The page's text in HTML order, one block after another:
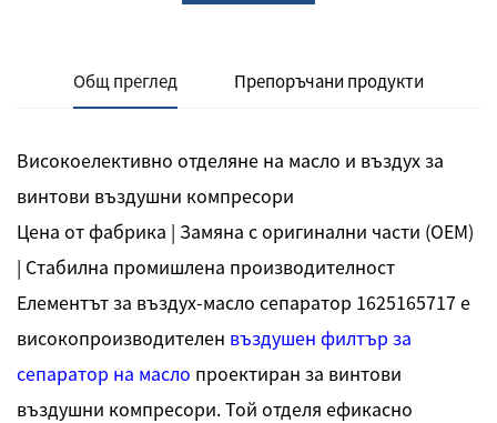
Общ преглед Препоръчани продукти
Високоелективно отделяне на масло и въздух за
винтови въздушни компресори
Цена от фабрика | Замяна с оригинални части (OEM)
| Стабилна промишлена производителност
Елементът за въздух-масло сепаратор 1625165717 е
високопроизводителен въздушен филтър за
сепаратор на масло проектиран за винтови
въздушни компресори. Той отделя ефикасно